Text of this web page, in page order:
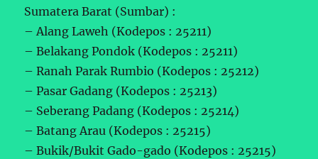
Sumatera Barat (Sumbar) :
– Alang Laweh (Kodepos : 25211)
– Belakang Pondok (Kodepos : 25211)
– Ranah Parak Rumbio (Kodepos : 25212)
– Pasar Gadang (Kodepos : 25213)
– Seberang Padang (Kodepos : 25214)
– Batang Arau (Kodepos : 25215)
– Bukik/Bukit Gado-gado (Kodepos : 25215)